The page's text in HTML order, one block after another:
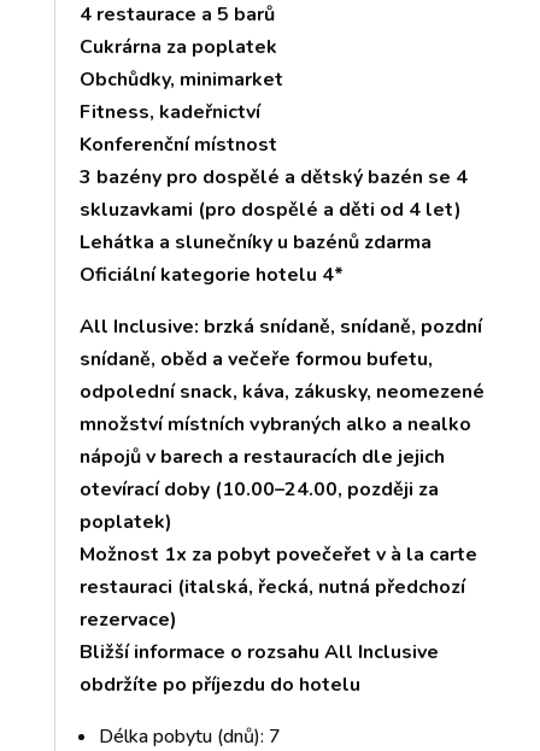
4 restaurace a 5 barů
Cukrárna za poplatek
Obchůdky, minimarket
Fitness, kadeřnictví
Konferenční místnost
3 bazény pro dospělé a dětský bazén se 4
skluzavkami (pro dospělé a děti od 4 let)
Lehátka a slunečníky u bazénů zdarma
Oficiální kategorie hotelu 4*
All Inclusive: brzká snídaně, snídaně, pozdní
snídaně, oběd a večeře formou bufetu,
odpolední snack, káva, zákusky, neomezené
množství místních vybraných alko a nealko
nápojů v barech a restauracích dle jejich
otevírací doby (10.00–24.00, později za
poplatek)
Možnost 1x za pobyt povečeřet v à la carte
restauraci (italská, řecká, nutná předchozí
rezervace)
Bližší informace o rozsahu All Inclusive
obdržíte po příjezdu do hotelu
Délka pobytu (dnů): 7